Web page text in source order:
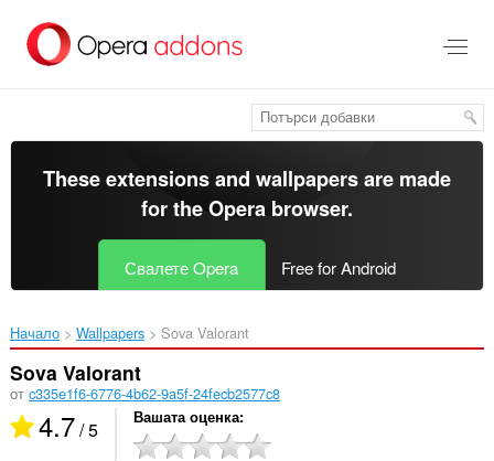
главното
съдържание
These extensions and wallpapers are made
for theOpera browser.
Свалете Opera Free for Android
Начало Wallpapers Sova Valorant‎
Sova Valorant
от c335e1f6-6776-4b62-9a5f-24fecb2577c8
4.7/ 5 Вашата оценка